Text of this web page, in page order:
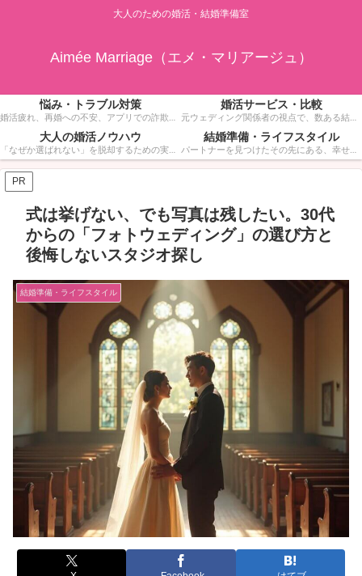
大人のための婚活・結婚準備室
Aimée Marriage（エメ・マリアージュ）
悩み・トラブル対策
婚活疲れ、再婚への不安、アプリでの詐欺被害、金銭感覚の不一致など。誰にも相談できない婚活の深い悩みに寄り添い、具体的な解決策を提示します。一人で抱え込まず、リスクを回避しながら幸せなゴールを目指すための安全ガイドです。
婚活サービス・比較
元ウェディング関係者の視点で、数ある結婚相談所やマッチングアプリの中から「30代・40代が本当に成果を出せるサービス」だけを厳選してレビュー。成婚率、料金の透明性、サポートの質などを徹底比較し、あなたに最適な”戦う場所”選びをサポートします。
大人の婚活ノウハウ
「なぜか選ばれない」を脱却するための実践的ノウハウ集。お見合いでの服装・マナーから、相手の心を開く会話術、成婚できるマインドセットまで。若さだけではない、大人の品格と魅力を武器にして「次につながる」婚活を実現しましょう。
結婚準備・ライフスタイル
パートナーを見つけたその先にある、幸せな未来のために。フォトウェディング（ナシ婚）のスタジオ選びや、少人数結婚式の活用法、指輪選びなど、大人のカップルにふさわしい上質なライフスタイル情報を発信します。
PR
式は挙げない、でも写真は残したい。30代
からの「フォトウェディング」の選び方と
後悔しないスタジオ探し
結婚準備・ライフスタイル